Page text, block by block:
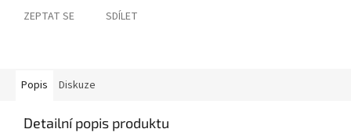
ZEPTAT SE SDÍLET
Popis Diskuze
Detailní popis produktu